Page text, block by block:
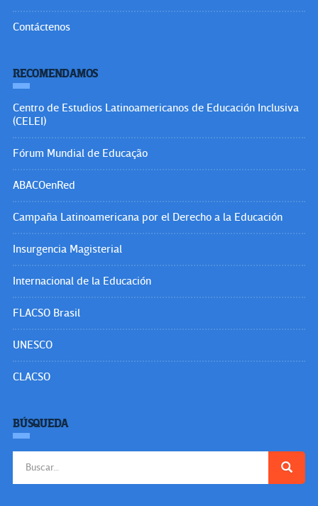
Contáctenos
RECOMENDAMOS
Centro de Estudios Latinoamericanos de Educación Inclusiva
(CELEI)
Fórum Mundial de Educação
ABACOenRed
Campaña Latinoamericana por el Derecho a la Educación
Insurgencia Magisterial
Internacional de la Educación
FLACSO Brasil
UNESCO
CLACSO
BÚSQUEDA